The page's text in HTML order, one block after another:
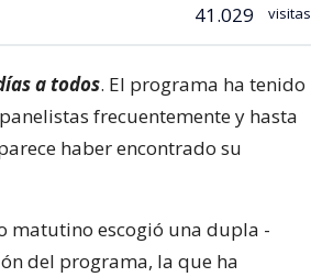
41.029 visitas
a todos. El programa ha tenido
frecuentemente y hasta
haber encontrado su
matutino escogió una dupla -
del programa, la que ha